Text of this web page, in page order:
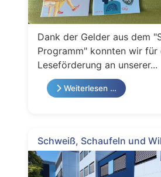
Dank der Gelder aus dem
Programm" konnten wir für
Leseförderung an unserer...
Weiterlesen …
Schweiß, Schaufeln und